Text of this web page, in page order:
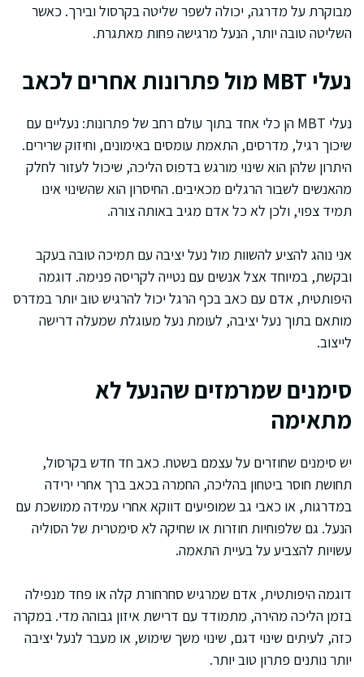
מבוקרת על מדרגה, יכולה לשפר שליטה בקרסול ובירך. כאשר
השליטה טובה יותר, הנעל מרגישה פחות מאתגרת.
נעלי MBT מול פתרונות אחרים לכאב
נעלי MBT הן כלי אחד בתוך עולם רחב של פתרונות: נעליים עם
שיכוך רגיל, מדרסים, התאמת עומסים באימונים, וחיזוק שרירים.
היתרון שלהן הוא שינוי מורגש בדפוס הליכה, שיכול לעזור לחלק
מהאנשים לשבור הרגלים מכאיבים. החיסרון הוא שהשינוי אינו
תמיד צפוי, ולכן לא כל אדם מגיב באותה צורה.
אני נוהג להציע להשוות מול נעל יציבה עם תמיכה טובה בעקב
ובקשת, במיוחד אצל אנשים עם נטייה לקריסה פנימה. דוגמה
היפותטית, אדם עם כאב בכף הרגל יכול להרגיש טוב יותר במדרס
מותאם בתוך נעל יציבה, לעומת נעל מעוגלת שמעלה דרישה
לייצוב.
סימנים שמרמזים שהנעל לא
מתאימה
יש סימנים שחוזרים על עצמם בשטח. כאב חד חדש בקרסול,
תחושת חוסר ביטחון בהליכה, החמרה בכאב ברך אחרי ירידה
במדרגות, או כאבי גב שמופיעים דווקא אחרי עמידה ממושכת עם
הנעל. גם שלפוחיות חוזרות או שחיקה לא סימטרית של הסוליה
עשויות להצביע על בעיית התאמה.
דוגמה היפותטית, אדם שמרגיש סחרחורת קלה או פחד מנפילה
בזמן הליכה מהירה, מתמודד עם דרישת איזון גבוהה מדי. במקרה
כזה, לעיתים שינוי דגם, שינוי משך שימוש, או מעבר לנעל יציבה
יותר נותנים פתרון טוב יותר.